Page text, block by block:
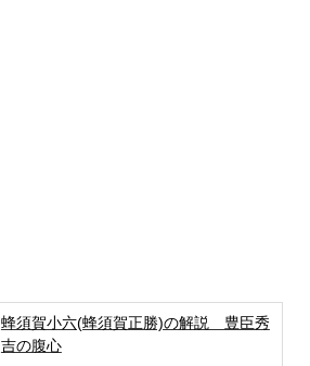
蜂須賀小六(蜂須賀正勝)の解説 豊臣秀
吉の腹心